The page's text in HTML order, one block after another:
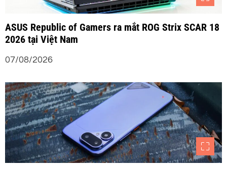
ASUS Republic of Gamers ra mắt ROG Strix SCAR 18
2026 tại Việt Nam
07/08/2026